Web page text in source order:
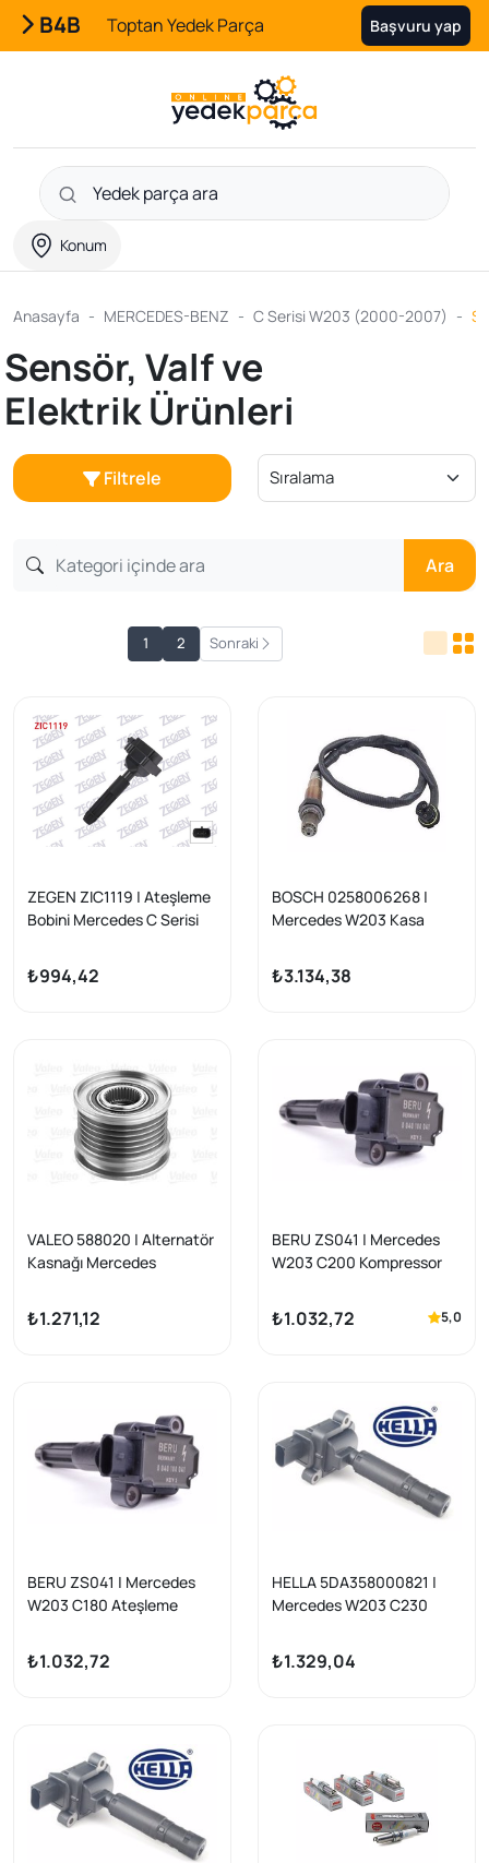
B4B Toptan Yedek Parça Başvuru yap
Konum
Anasayfa MERCEDES-BENZ C Serisi W203 (2000-2007)
Sensör, Valf ve
Elektrik Ürünleri
Filtrele
Ara
1 2 Sonraki
ZEGEN ZIC1119 | Ateşleme
Bobini Mercedes C Serisi
Serisi (W210) 2000-2002
₺994,42
BOSCH 0258006268 |
Mercedes W203 Kasa
Lambda Sensörü Katalizör
Sonrası No 2
₺3.134,38
VALEO 588020 | Alternatör
Kasnağı Mercedes
W639/Sprinter 901-906
₺1.271,12
BERU ZS041 | Mercedes
W203 C200 Kompressor
Bobini, C180 W210 W208
M111
₺1.032,72 5,0
BERU ZS041 | Mercedes
W203 C180 Ateşleme
W210 W208 M111
₺1.032,72
HELLA 5DA358000821 |
Mercedes W203 C230
M271 Ateşleme Bobini
₺1.329,04